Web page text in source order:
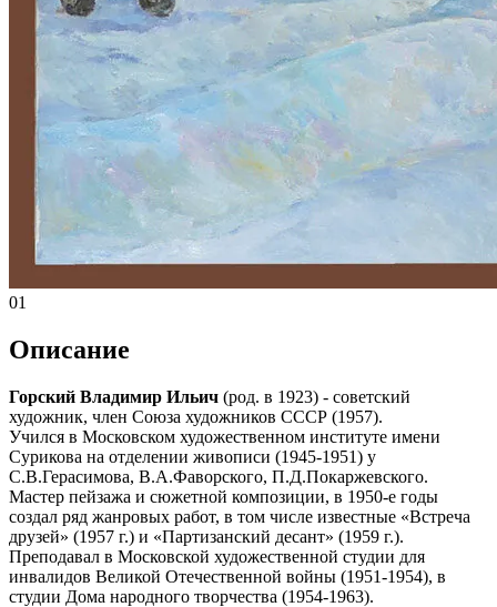
01
Описание
Горский Владимир Ильич (род. в 1923) - советский
художник, член Союза художников СССР (1957).
Учился в Московском художественном институте имени
Сурикова на отделении живописи (1945-1951) у
С.В.Герасимова, В.А.Фаворского, П.Д.Покаржевского.
Мастер пейзажа и сюжетной композиции, в 1950-е годы
создал ряд жанровых работ, в том числе известные «Встреча
друзей» (1957 г.) и «Партизанский десант» (1959 г.).
Преподавал в Московской художественной студии для
инвалидов Великой Отечественной войны (1951-1954), в
студии Дома народного творчества (1954-1963).